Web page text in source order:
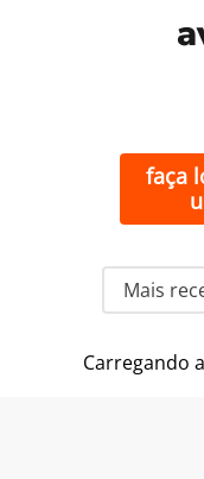
faça
Mais
Carregando